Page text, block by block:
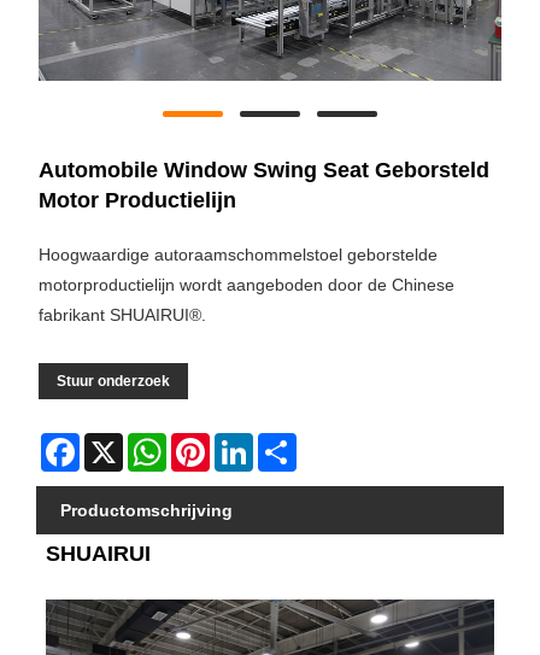
Automobile Window Swing Seat Geborsteld
Motor Productielijn
Hoogwaardige autoraamschommelstoel geborstelde
motorproductielijn wordt aangeboden door de Chinese
fabrikant SHUAIRUI®.
Stuur onderzoek
Facebook
X WhatsAppPinterestLinkedIn
Productomschrijving
SHUAIRUI